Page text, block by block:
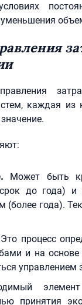
каждая из
Может быть
до года) и
(более года).
Это процесс
и на
управлением
принятия